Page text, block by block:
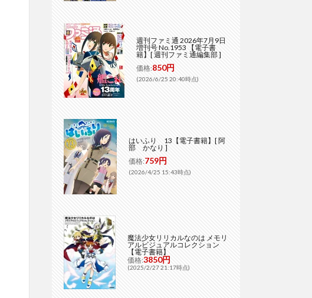
週刊ファミ通 2026年7月9日
増刊号 No.1953 【電子書
籍】[ 週刊ファミ通編集部 ]
価格:850円
(2026/6/25 20:40時点)
はいふり 13【電子書籍】[ 阿
部 かなり ]
価格:759円
(2026/4/25 15:43時点)
魔法少女リリカルなのは メモリ
アルビジュアルコレクション
【電子書籍】
価格:3850円
(2025/2/27 21:17時点)